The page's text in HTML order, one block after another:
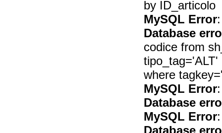
by ID_articolo
MySQL Error
Database
codice from
where
MySQL Error
Database
MySQL Error